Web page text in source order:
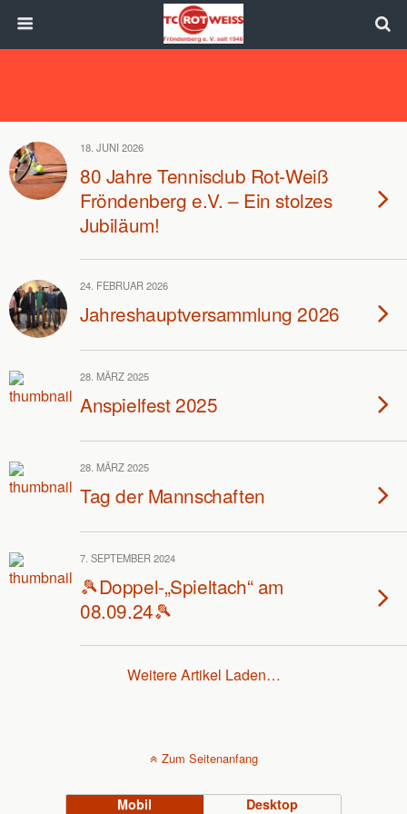
18. JUNI 2026
80 Jahre Tennisclub Rot-Weiß
Fröndenberg e.V. – Ein stolzes
Jubiläum!
24. FEBRUAR 2026
Jahreshauptversammlung 2026
28. MÄRZ 2025
Anspielfest 2025
28. MÄRZ 2025
Tag der Mannschaften
7. SEPTEMBER 2024
🎾Doppel-„Spieltach“ am
08.09.24🎾
Weitere Artikel Laden…
Zum Seitenanfang
Mobil Desktop